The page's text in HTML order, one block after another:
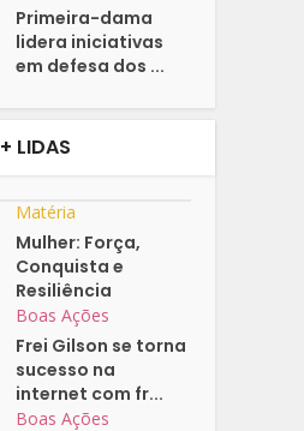
Primeira-dama
lidera iniciativas
em defesa dos ...
+ LIDAS
Matéria
Mulher: Força,
Conquista e
Resiliência
Boas Ações
Frei Gilson se torna
sucesso na
internet com fr...
Boas Ações